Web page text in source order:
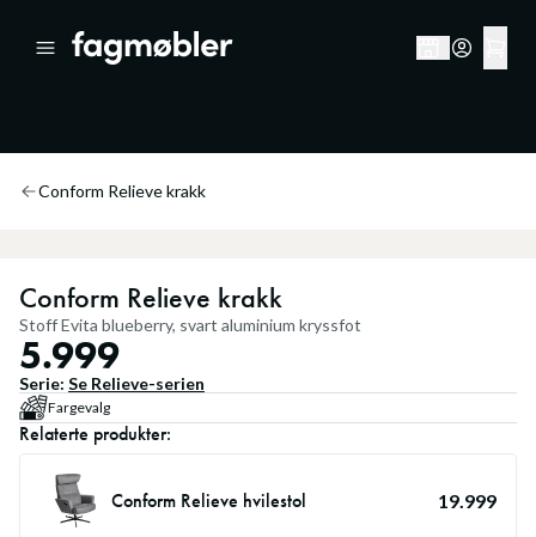
Conform Relieve krakk
Conform Relieve krakk
Stoff Evita blueberry, svart aluminium kryssfot
5.999
Serie: Se Relieve-serien
Fargevalg
Relaterte produkter:
Conform Relieve hvilestol 19.999